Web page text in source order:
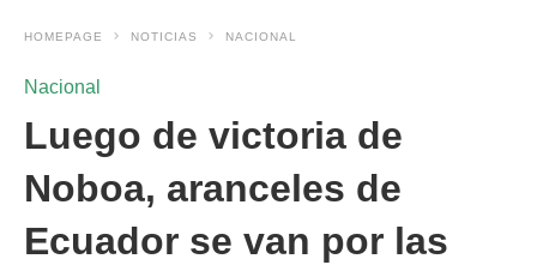
HOMEPAGE NOTICIAS NACIONAL
Nacional
Luego de victoria de
Noboa, aranceles de
Ecuador se van por las